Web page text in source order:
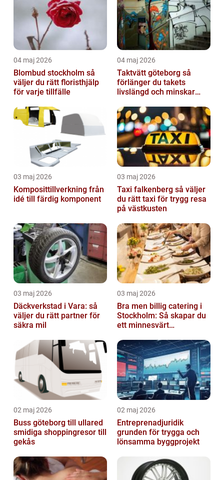
04 maj 2026
Blombud stockholm så
väljer du rätt floristhjälp
för varje tillfälle
04 maj 2026
Taktvätt göteborg så
förlänger du takets
livslängd och minskar
03 maj 2026
Komposittillverkning från
idé till färdig komponent
03 maj 2026
Taxi falkenberg så väljer
du rätt taxi för trygg resa
på västkusten
03 maj 2026
Däckverkstad i Vara: så
väljer du rätt partner för
säkra mil
03 maj 2026
Bra men billig catering i
Stockholm: Så skapar du
ett minnesvärt
02 maj 2026
Buss göteborg till ullared
smidiga shoppingresor till
gekås
02 maj 2026
Entreprenadjuridik
grunden för trygga och
lönsamma byggprojekt